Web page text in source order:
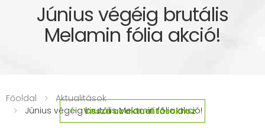
Június végéig brutális
Melamin fólia akció!
Főoldal
Aktualitások
Június végéig brutális Melamin fólia akció!
Vissza az aktualitásokhoz